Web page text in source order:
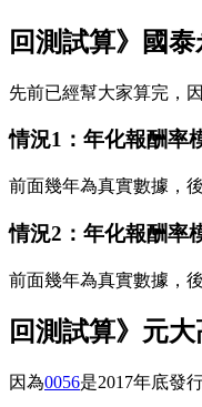
回測試算》國泰
先前已經幫大家算完，
情況1：年化報酬率
前面幾年為真實數據，
情況2：年化報酬率
前面幾年為真實數據，
回測試算》元
因為0056是2017年底發